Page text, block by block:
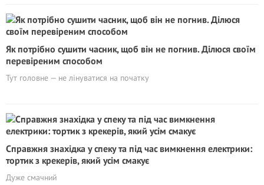
Як потрібно сушити часник, щоб він не погнив. Ділюся своїм
перевіреним способом
Тут головне — не лінуватися на початку
Справжня знахідка у спеку та під час вимкнення електрики:
тортик з крекерів, який усім смакує
Дуже смачний